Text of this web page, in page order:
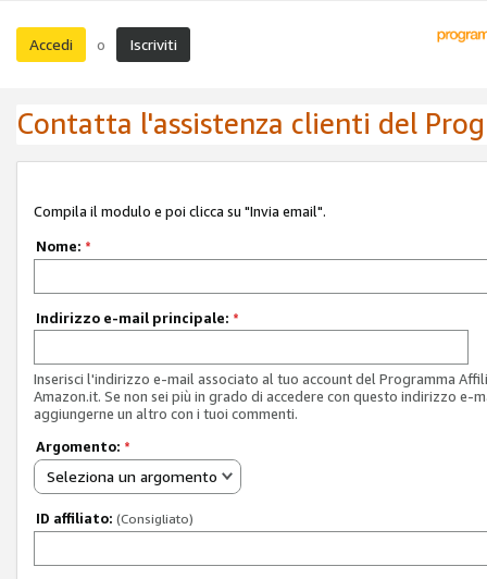
Accedi o Iscriviti
Contatta l'assistenza clienti del
Compila il modulo e poi clicca su "Invia email".
Nome: *
Indirizzo e-mail principale: *
Inserisci l'indirizzo e-mail associato al tuo account del Programma
Amazon.it. Se non sei più in grado di accedere con questo indirizzo e-
aggiungerne un altro con i tuoi commenti.
Argomento: *
Seleziona un argomento
ID affiliato: (Consigliato)